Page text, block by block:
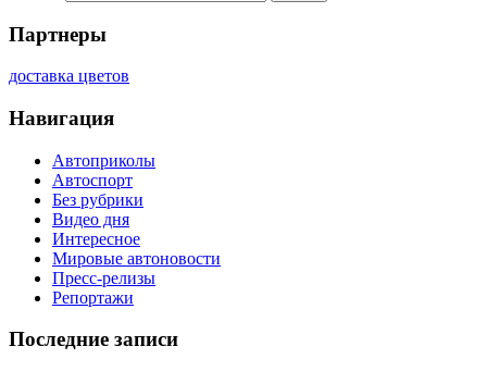
Партнеры
доставка цветов
Навигация
Автоприколы
Автоспорт
Без рубрики
Видео дня
Интересное
Мировые автоновости
Пресс-релизы
Репортажи
Последние записи